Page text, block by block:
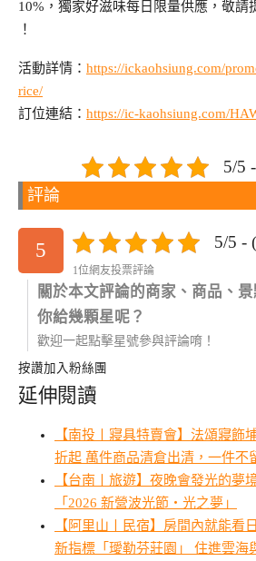
10%，獨家好滋味每日限量供應，敬請
！
活動詳情： https://ickaohsiung.com/
rice/
訂位連結： https://ic-kaohsiung.com/
5/5
評論
5 5/5 -
1位網友投票評論
關於本文評論的商家、商品、
你給幾顆星呢？
歡迎一起點擊星號參與評論唷！
按讚加入粉絲團
延伸閱讀
【南投〡寢具特賣會】法頌寢飾
折起 萬件商品清倉出清，一件不
【台南〡旅遊】夜晚會發光的夢
「2026 新營波光節・光之夢」
【阿里山〡民宿】房間內就能看
新指標「璦勒芬莊園」 住進雲海